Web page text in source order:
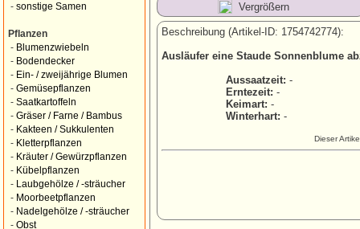
- sonstige Samen
Pflanzen
- Blumenzwiebeln
- Bodendecker
- Ein- / zweijährige Blumen
- Gemüsepflanzen
- Saatkartoffeln
- Gräser / Farne / Bambus
- Kakteen / Sukkulenten
- Kletterpflanzen
- Kräuter / Gewürzpflanzen
- Kübelpflanzen
-
Laubgehölze / -sträucher
- Moorbeetpflanzen
- Nadelgehölze / -sträucher
- Obst
Vergrößern
Beschreibung (Artikel-ID: 1754742774):
Ausläufer eine Staude Sonnenblume
Aussaatzeit: -
Erntezeit: -
Keimart: -
Winterhart: -
Dieser